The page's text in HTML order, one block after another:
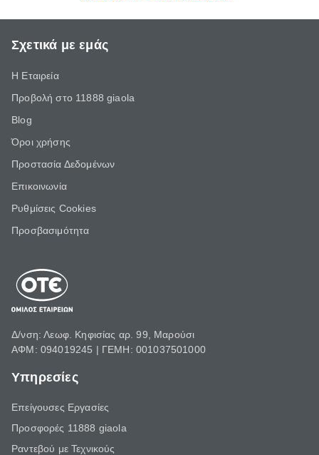
Σχετικά με εμάς
Η Εταιρεία
Προβολή στο 11888 giaola
Blog
Όροι χρήσης
Προστασία Δεδομένων
Επικοινωνία
Ρυθμίσεις Cookies
Προσβασιμότητα
Δ/νση: Λεωφ. Κηφισίας αρ. 99, Μαρούσι
ΑΦΜ: 094019245 | ΓΕΜΗ: 001037501000
Υπηρεσίες
Επείγουσες Εργασίες
Προσφορές 11888 giaola
Ραντεβού με Τεχνικούς